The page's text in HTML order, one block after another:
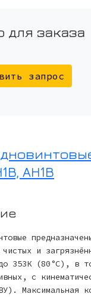
для заказа
запрос
АН1В
чистых и
353К (80°С), в
с
Максимальная